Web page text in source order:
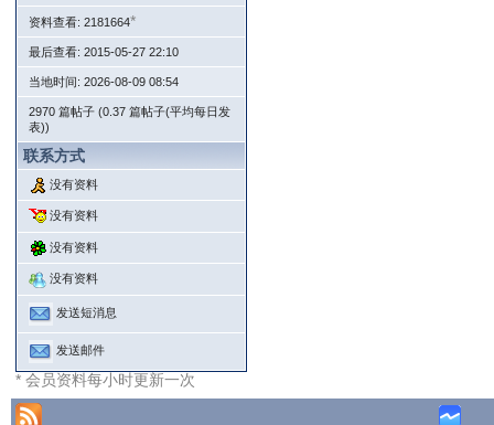
资料查看: 2181664*
最后查看: 2015-05-27 22:10
当地时间: 2026-08-09 08:54
2970 篇帖子 (0.37 篇帖子(平均每日发
表))
联系方式
没有资料
没有资料
没有资料
没有资料
发送短消息
发送邮件
* 会员资料每小时更新一次